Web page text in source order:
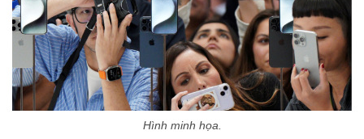
Hình minh họa.